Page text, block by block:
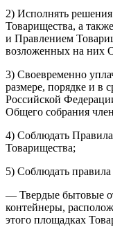
2) Исполнять
Товарищества, а
и Правлением
возложенных на них
3) Своевременно
размере, порядке и в
Российской
Общего собрания
4) Соблюдать
Товарищества;
5) Соблюдать
— Твердые бытовые
контейнеры,
этого площадках